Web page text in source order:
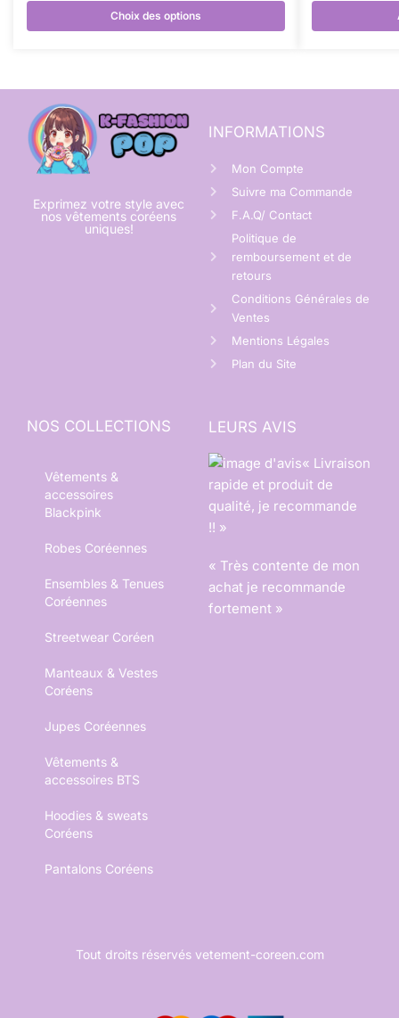
Choix des options
Exprimez votre style avec
nos vêtements coréens
uniques!
INFORMATIONS
Mon Compte
Suivre ma Commande
F.A.Q/ Contact
Politique de
remboursement et de
retours
Conditions Générales de
Ventes
Mentions Légales
Plan du Site
NOS COLLECTIONS
Vêtements &
accessoires
Blackpink
Robes Coréennes
Ensembles & Tenues
Coréennes
Streetwear Coréen
Manteaux & Vestes
Coréens
Jupes Coréennes
Vêtements &
accessoires BTS
Hoodies & sweats
Coréens
Pantalons Coréens
LEURS AVIS
« Livraison
rapide et produit de
qualité, je recommande
!! »
« Très contente de mon
achat je recommande
fortement »
Tout droits réservés vetement-coreen.com